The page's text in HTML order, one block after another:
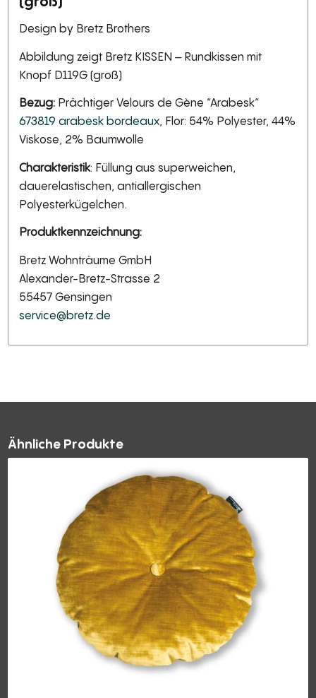
Design by Bretz Brothers
Abbildung zeigt Bretz KISSEN – Rundkissen mit
Knopf D119G (groß)
Bezug: Prächtiger Velours de Gène “Arabesk”
673819 arabesk bordeaux, Flor: 54% Polyester, 44%
Viskose, 2% Baumwolle
Charakteristik: Füllung aus superweichen,
dauerelastischen, antiallergischen
Polyesterkügelchen.
Produktkennzeichnung:
Bretz Wohnträume GmbH
Alexander-Bretz-Strasse 2
55457 Gensingen
service@bretz.de
Ähnliche Produkte